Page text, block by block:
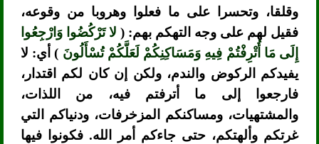
وقلقا، وتحسرا على ما فعلوا وهروبا من وقوعه،
فقيل لهم على وجه التهكم بهم: ( لا تَرْكُضُوا وَارْجِعُوا
إِلَى مَا أُتْرِفْتُمْ فِيهِ وَمَسَاكِنِكُمْ لَعَلَّكُمْ تُسْأَلُونَ ) أي: لا
يفيدكم الركوض والندم، ولكن إن كان لكم اقتدار،
فارجعوا إلى ما أترفتم فيه، من اللذات،
والمشتهيات، ومساكنكم المزخرفات، ودنياكم التي
غرتكم وألهتكم، حتى جاءكم أمر الله. فكونوا فيها